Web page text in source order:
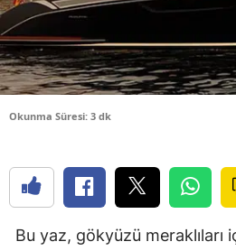
Okunma Süresi: 3 dk
Bu yaz, gökyüzü meraklıları